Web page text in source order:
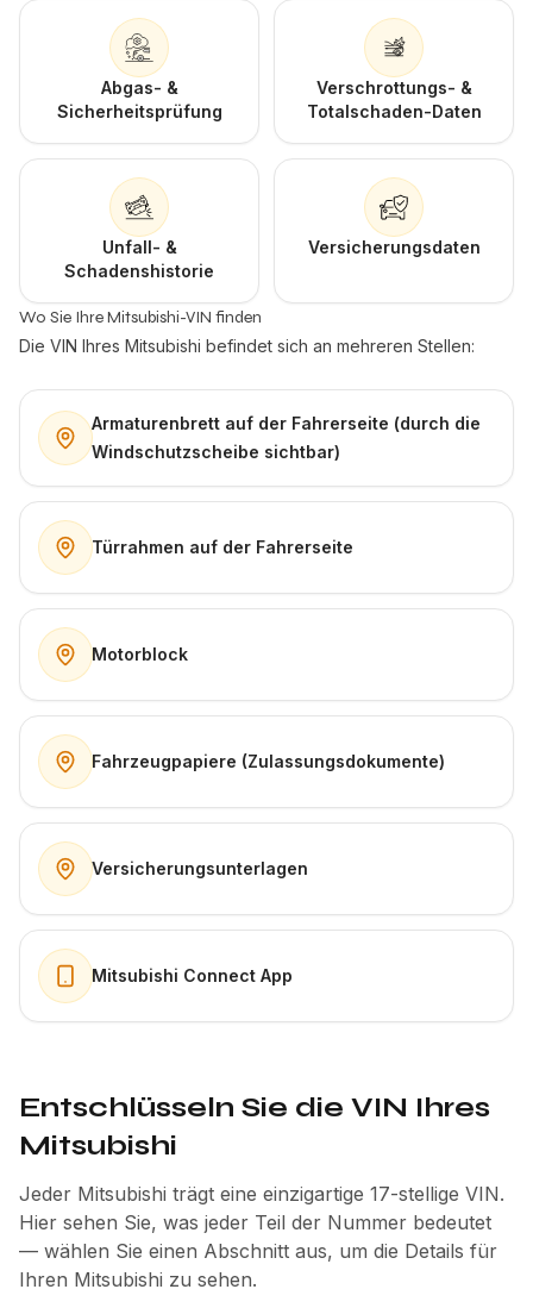
Abgas- &
Sicherheitsprüfung
Verschrottungs- &
Totalschaden-Daten
Unfall- &
Schadenshistorie
Versicherungsdaten
Wo Sie Ihre Mitsubishi-VIN finden
Die VIN Ihres Mitsubishi befindet sich an mehreren Stellen:
Armaturenbrett auf der Fahrerseite (durch die
Windschutzscheibe sichtbar)
Türrahmen auf der Fahrerseite
Motorblock
Fahrzeugpapiere (Zulassungsdokumente)
Versicherungsunterlagen
Mitsubishi Connect App
Entschlüsseln Sie die VIN Ihres
Mitsubishi
Jeder Mitsubishi trägt eine einzigartige 17-stellige VIN.
Hier sehen Sie, was jeder Teil der Nummer bedeutet
— wählen Sie einen Abschnitt aus, um die Details für
Ihren Mitsubishi zu sehen.